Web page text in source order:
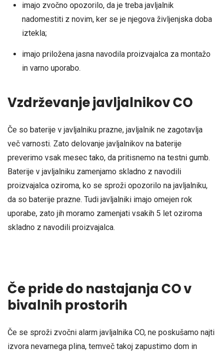
imajo zvočno opozorilo, da je treba javljalnik
nadomestiti z novim, ker se je njegova življenjska doba
iztekla;
imajo priložena jasna navodila proizvajalca za montažo
in varno uporabo.
Vzdrževanje javljalnikov CO
Če so baterije v javljalniku prazne, javljalnik ne zagotavlja
več varnosti. Zato delovanje javljalnikov na baterije
preverimo vsak mesec tako, da pritisnemo na testni gumb.
Baterije v javljalniku zamenjamo skladno z navodili
proizvajalca oziroma, ko se sproži opozorilo na javljalniku,
da so baterije prazne. Tudi javljalniki imajo omejen rok
uporabe, zato jih moramo zamenjati vsakih 5 let oziroma
skladno z navodili proizvajalca.
Če pride do nastajanja CO v
bivalnih prostorih
Če se sproži zvočni alarm javljalnika CO, ne poskušamo najti
izvora nevarnega plina, temveč takoj zapustimo dom in